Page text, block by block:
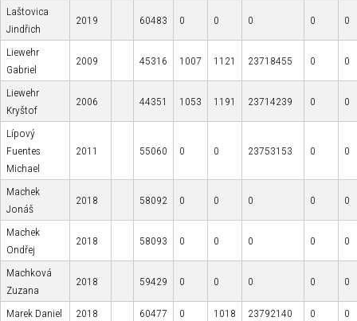
Laštovica
Jindřich
2019 60483 0 0 0 0 0
Liewehr
Gabriel
2009 45316 1007 1121 23718455 0 0
Liewehr
Kryštof
2006 44351 1053 1191 23714239 0 0
Lípový
Fuentes
Michael
2011 55060 0 0 23753153 0 0
Machek
Jonáš
2018 58092 0 0 0 0 0
Machek
Ondřej
2018 58093 0 0 0 0 0
Machková
Zuzana
2018 59429 0 0 0 0 0
Marek Daniel 2018 60477 0 1018 23792140 0 0